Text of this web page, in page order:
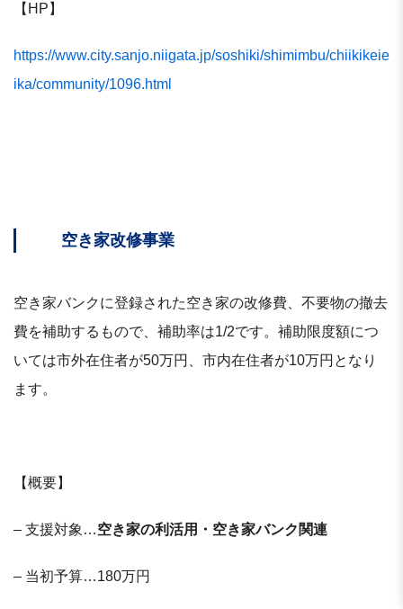
【HP】
https://www.city.sanjo.niigata.jp/soshiki/shimimbu/chiikikeie
ika/community/1096.html
空き家改修事業
空き家バンクに登録された空き家の改修費、不要物の撤去
費を補助するもので、補助率は1/2です。補助限度額につ
いては市外在住者が50万円、市内在住者が10万円となり
ます。
【概要】
– 支援対象…空き家の利活用・空き家バンク関連
– 当初予算…180万円